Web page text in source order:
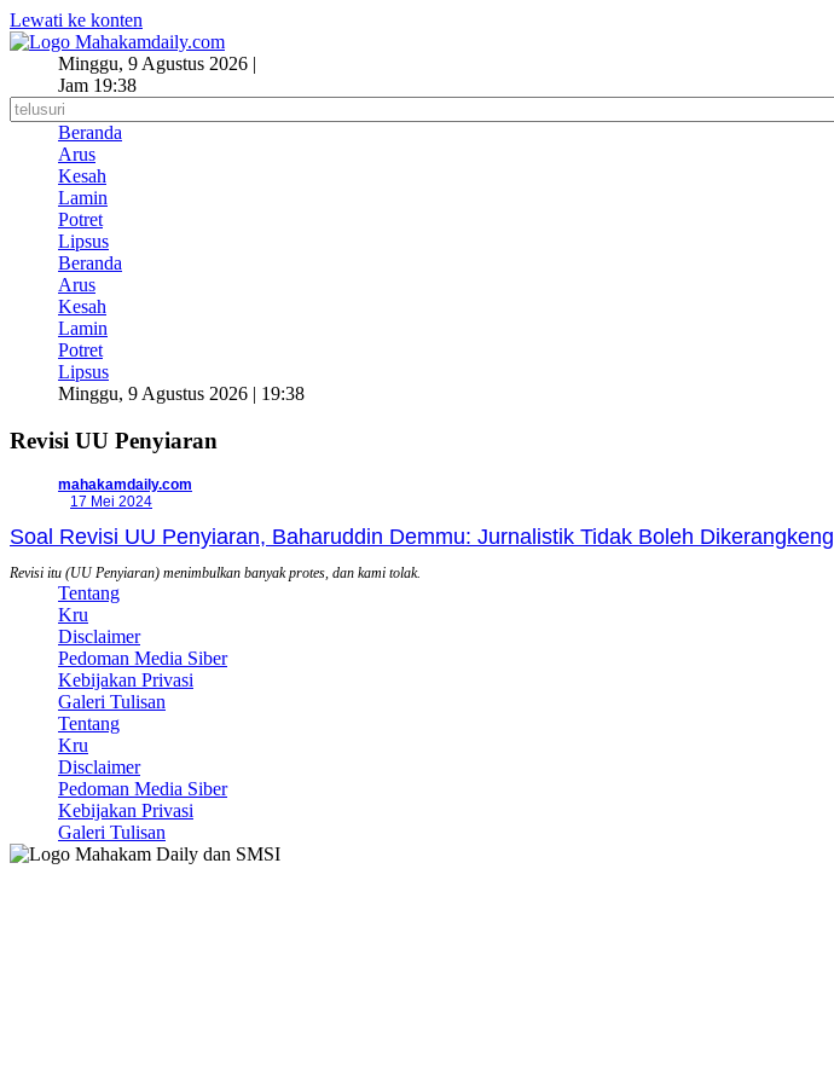
Lewati ke konten
Minggu, 9 Agustus 2026 |
Jam 19:38
Beranda
Arus
Kesah
Lamin
Potret
Lipsus
Beranda
Arus
Kesah
Lamin
Potret
Lipsus
Minggu, 9 Agustus 2026 | 19:38
Revisi UU Penyiaran
mahakamdaily.com
17 Mei 2024
Soal Revisi UU Penyiaran, Baharuddin Demmu: Jurnalistik Tidak Boleh Dikerangkeng
Revisi itu (UU Penyiaran) menimbulkan banyak protes, dan kami tolak.
Tentang
Kru
Disclaimer
Pedoman Media Siber
Kebijakan Privasi
Galeri Tulisan
Tentang
Kru
Disclaimer
Pedoman Media Siber
Kebijakan Privasi
Galeri Tulisan